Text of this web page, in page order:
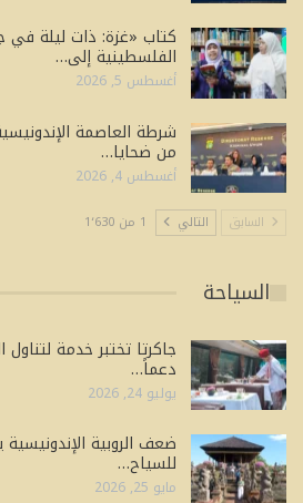
كتاب «غزة: ذات ليلة في
الفلسطينية إلى…
أغسطس 5, 2026
شرطة العاصمة
من ضحايا…
أغسطس 4, 2026
السابق التالي 1 من 1٬630
السياحة
جاكرتا تختبر خدمة
دعماً…
يوليو 24, 2026
ضعف الروبية
للسياح…
مايو 25, 2026